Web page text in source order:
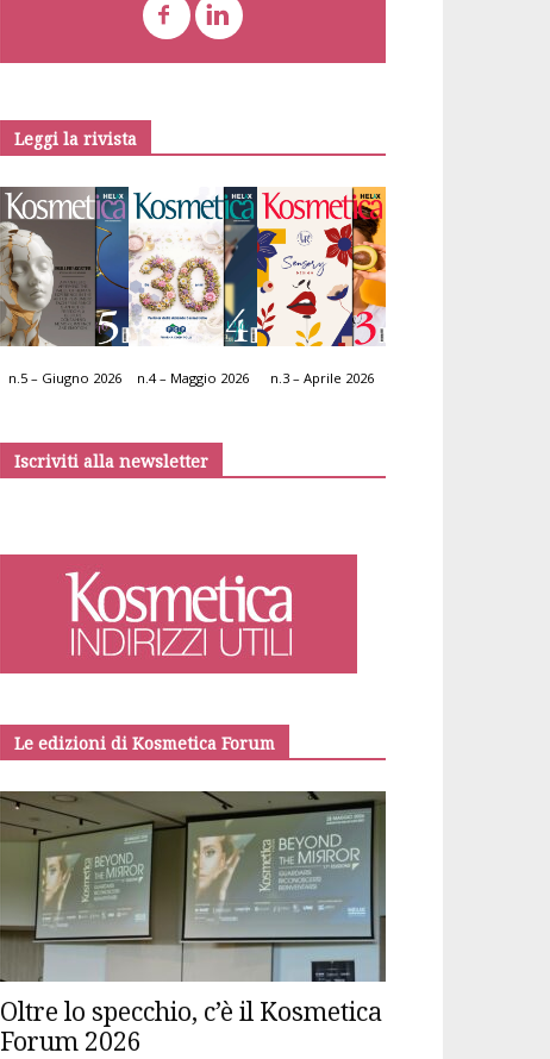
Leggi la rivista
n.5 – Giugno 2026 n.4 – Maggio 2026 n.3 – Aprile 2026
Iscriviti alla newsletter
Le edizioni di Kosmetica Forum
Oltre lo specchio, c’è il Kosmetica
Forum 2026